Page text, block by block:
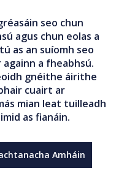
seo chun
agus chun eolas a
as an suíomh seo
a fheabhsú.
gnéithe áirithe
cuairt ar
mian leat tuilleadh
as fianáin.
Amháin